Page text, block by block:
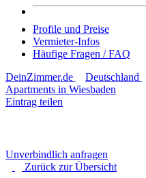
Profile und Preise
Vermieter-Infos
Häufige Fragen / FAQ
DeinZimmer.de
Deutschland
Apartments in Wiesbaden
Eintrag teilen
Unverbindlich anfragen
Zurück zurÜbersicht